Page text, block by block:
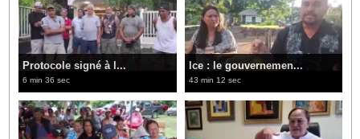
Protocole signé à l...
6 min 36 sec
Ice : le gouvernemen...
43 min 12 sec